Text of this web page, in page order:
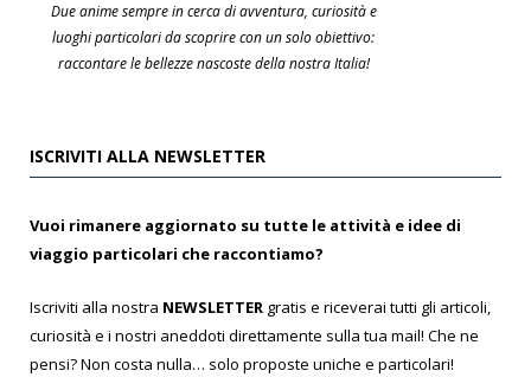
Due anime sempre in cerca di avventura, curiosità e
luoghi particolari da scoprire con un solo obiettivo:
raccontare le bellezze nascoste della nostra Italia!
ISCRIVITI ALLA NEWSLETTER
Vuoi rimanere aggiornato su tutte le attività e idee di
viaggio particolari che raccontiamo?
Iscriviti alla nostra NEWSLETTER gratis e riceverai tutti gli articoli,
curiosità e i nostri aneddoti direttamente sulla tua mail! Che ne
pensi? Non costa nulla… solo proposte uniche e particolari!